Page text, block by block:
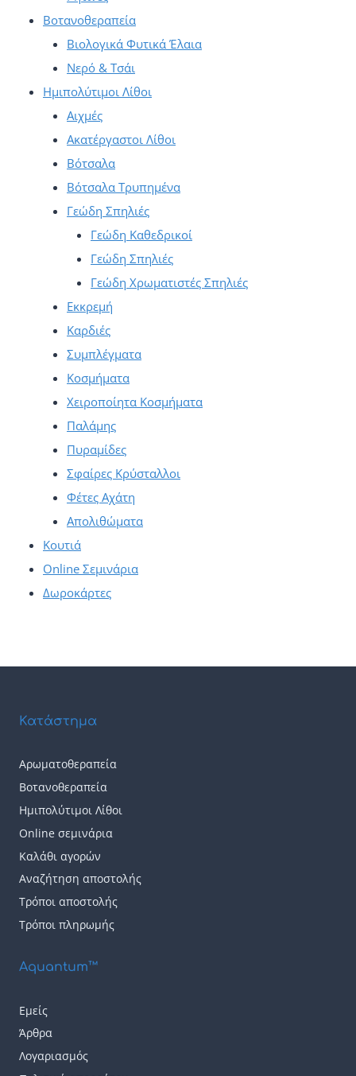
Βοτανοθεραπεία
Βιολογικά Φυτικά Έλαια
Νερό & Τσάι
Ημιπολύτιμοι Λίθοι
Αιχμές
Ακατέργαστοι Λίθοι
Βότσαλα
Βότσαλα Τρυπημένα
Γεώδη Σπηλιές
Γεώδη Καθεδρικοί
Γεώδη Σπηλιές
Γεώδη Χρωματιστές Σπηλιές
Εκκρεμή
Καρδιές
Συμπλέγματα
Κοσμήματα
Χειροποίητα Κοσμήματα
Παλάμης
Πυραμίδες
Σφαίρες Κρύσταλλοι
Φέτες Αχάτη
Απολιθώματα
Κουτιά
Online Σεμινάρια
Δωροκάρτες
Κατάστημα
Αρωματοθεραπεία
Βοτανοθεραπεία
Ημιπολύτιμοι Λίθοι
Online σεμινάρια
Καλάθι αγορών
Αναζήτηση αποστολής
Τρόποι αποστολής
Τρόποι πληρωμής
Aquantum™
Εμείς
Άρθρα
Λογαριασμός